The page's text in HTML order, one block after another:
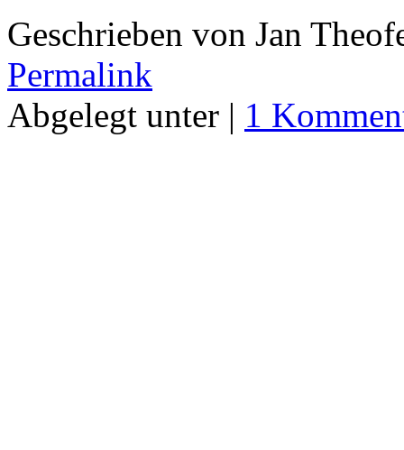
Geschrieben von Jan
Permalink
Abgelegt unter | 1